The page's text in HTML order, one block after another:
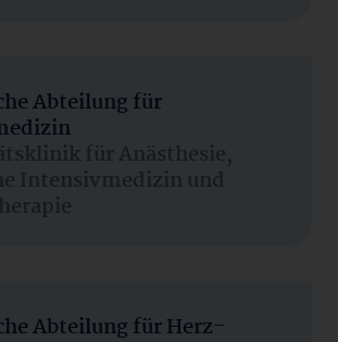
Abteilung für
für Anästhesie,
Intensivmedizin und
Abteilung für Herz-